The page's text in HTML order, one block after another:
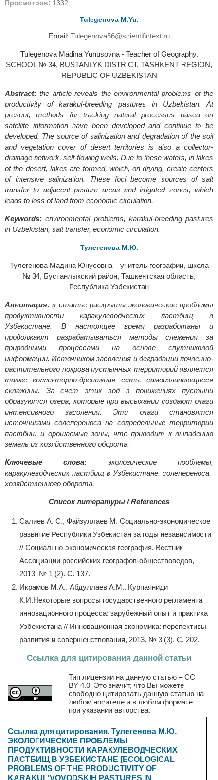
Просмотров: 1332
Tulegenova M.Yu.
Email: Tulegenova56@scientifictext.ru
Tulegenova Madina Yunusovna - Teacher of Geography,
SCHOOL № 34, BUSTANLYK DISTRICT, TASHKENT REGION,
REPUBLIC OF UZBEKISTAN
Abstract: the article reveals the environmental problems of the
productivity of karakul-breeding pastures in Uzbekistan. At
present, methods for tracking natural processes based on
satellite information have been developed and continue to be
developed. The source of salinization and degradation of the soil
and vegetation cover of desert territories is also a collector-
drainage network, self-flowing wells. Due to these waters, in lakes
of the desert, lakes are formed, which, on drying, create centers
of intensive salinization. These foci become sources of salt
transfer to adjacent pasture areas and irrigated zones, which
leads to loss of land from economic circulation.
Keywords: environmental problems, karakul-breeding pastures
in Uzbekistan, salt transfer, economic circulation.
Тулегенова М.Ю.
Тулегенова Мадина Юнусовна – учитель географии, школа
№ 34, Бустанлыкский район, Ташкентская область,
Республика Узбекистан
Аннотация:в статье раскрыты экологические проблемы
продуктивности каракулеводческих пастбищ в
Узбекистане. В настоящее время разработаны и
продолжают разрабатываться методы слежения за
природными процессами на основе спутниковой
информации. Источником засоления и деградации почвенно-
растительного покрова пустынных территорий является
также коллекторно-дренажная сеть, самоизливающиеся
скважины. За счет этих вод в понижениях пустыни
образуются озера, которые при высыхании создают очаги
интенсивного засоления. Эти очаги становятся
источниками солепереноса на сопредельные территории
пастбищ и орошаемые зоны, что приводит к выпадению
земель из хозяйственного оборота.
Ключевые слова: экологические проблемы,
каракулеводческих пастбищ в Узбекистане, солепереноса,
хозяйственного оборота.
Список литературы / References
Салиев А. С., Файзуллаев М. Социально-экономическое
развитие Республики Узбекистан за годы независимости
// Социально-экономическая география. Вестник
Ассоциации российских географов-обществоведов,
2013. № 1 (2). С. 137.
Икрамов М.А., Абдуллаев А.М., Курпаяниди
К.И.Некоторые вопросы государственного регламента
инновационного процесса: зарубежный опыт и практика
Узбекистана // Инновационная экономика: перспективы
развития и совершенствования, 2013. № 3 (3). С. 202.
Ссылка для цитирования данной статьи
Тип лицензии на данную статью – CC
BY 4.0. Это значит, что Вы можете
свободно цитировать данную статью на
любом носителе и в любом формате
при указании авторства.
Ссылка для цитирования. Тулегенова М.Ю.
ЭКОЛОГИЧЕСКИЕ ПРОБЛЕМЫ
ПРОДУКТИВНОСТИ КАРАКУЛЕВОДЧЕСКИХ
ПАСТБИЩ В УЗБЕКИСТАНЕ [ECOLOGICAL
PROBLEMS OF THE PRODUCTIVITY OF
KARAKUL'VOVODSKIH PASTURES IN